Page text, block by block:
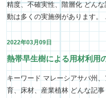
精度、不確実性、階層化 どん
動は多くの実施例があります
2022年03月09日
熱帯早生樹による用材利用
キーワード マレーシアサバ州
育、床材、産業植林 どんな記